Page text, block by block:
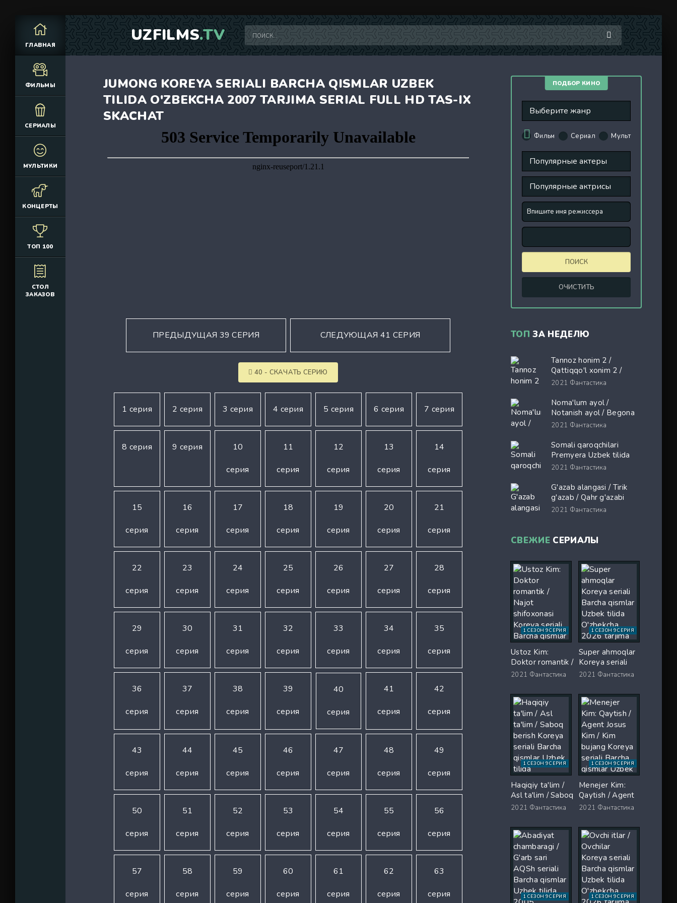
UZFILMS.TV
ГЛАВНАЯ
ФИЛЬМЫ
СЕРИАЛЫ
МУЛЬТИКИ
КОНЦЕРТЫ
ТОП 100
СТОЛ
ЗАКАЗОВ
JUMONG KOREYA SERIALI BARCHA QISMLAR UZBEK
TILIDA O'ZBEKCHA 2007 TARJIMA SERIAL FULL HD TAS-IX
SKACHAT
ПРЕДЫДУЩАЯ 39 СЕРИЯ СЛЕДУЮЩАЯ 41 СЕРИЯ
40 - СКАЧАТЬ СЕРИЮ
1 серия 2 серия 3 серия 4 серия 5 серия 6 серия 7 серия
8 серия 9 серия 10
серия
11
серия
12
серия
13
серия
14
серия
15
серия
16
серия
17
серия
18
серия
19
серия
20
серия
21
серия
22
серия
23
серия
24
серия
25
серия
26
серия
27
серия
28
серия
29
серия
30
серия
31
серия
32
серия
33
серия
34
серия
35
серия
36
серия
37
серия
38
серия
39
серия
40
серия
41
серия
42
серия
43
серия
44
серия
45
серия
46
серия
47
серия
48
серия
49
серия
50
серия
51
серия
52
серия
53
серия
54
серия
55
серия
56
серия
57
серия
58
серия
59
серия
60
серия
61
серия
62
серия
63
серия
ПОДБОР КИНО
Фильм Сериал Мульт
ТОП ЗА НЕДЕЛЮ
Tannoz honim 2 /
Qattiqqo'l xonim 2 /
Shayton Prada kiyadi 2
O'zbekcha 2026 tarjima
kino Full HD tas-ix
skachat
2021 Фантастика
Noma'lum ayol /
Notanish ayol / Begona
ayol Ispaniya filmi Uzbek
tarjima kino Full HD tas-
ix skachat
2021 Фантастика
Somali qaroqchilari
Premyera Uzbek tilida
O'zbekcha 2017 tarjima
skachat
2021 Фантастика
G'azab alangasi / Tirik
g'azab / Qahr g'azabi
Premyera Gongkong
Full HD tas-ix skachat
2021 Фантастика
СВЕЖИЕСЕРИАЛЫ
1 СЕЗОН 9 СЕРИЯ
Ustoz Kim:
Doktor romantik /
Najot shifoxonasi
Barcha qismlar
Uzbek tilida 2026
O'zbekcha tarjima
kino Full HD tas-
ix skachat
2021 Фантастика
1 СЕЗОН 9 СЕРИЯ
Super ahmoqlar
Koreya seriali
Barcha qismlar
O'zbekcha 2026
tarjima serial Full
HD tas-ix
skachat
2021 Фантастика
1 СЕЗОН 9 СЕРИЯ
Haqiqiy ta'lim /
Asl ta'lim / Saboq
berish Koreya
qismlar Uzbek
tilida O'zbekcha
2026 tarjima Full
HD tas-ix
skachat
2021 Фантастика
1 СЕЗОН 9 СЕРИЯ
Menejer Kim:
Qaytish / Agent
Josus Kim / Kim
seriali Barcha
qismlar Uzbek
tilida 2026
tarjima serial Full
HD skachat
2021 Фантастика
1 СЕЗОН 9 СЕРИЯ 1 СЕЗОН 9 СЕРИЯ